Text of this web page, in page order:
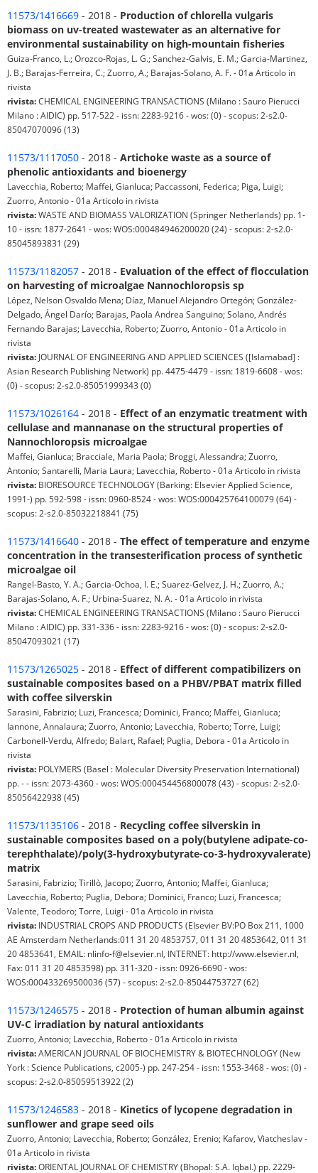
11573/1416669 - 2018 - Production of chlorella vulgaris
biomass on uv-treated wastewater as an alternative for
environmental sustainability on high-mountain fisheries
Guiza-Franco, L.; Orozco-Rojas, L. G.; Sanchez-Galvis, E. M.; Garcia-Martinez,
J. B.; Barajas-Ferreira, C.; Zuorro, A.; Barajas-Solano, A. F. - 01a Articolo in
rivista
rivista:CHEMICAL ENGINEERING TRANSACTIONS (Milano : Sauro Pierucci
Milano : AIDIC) pp. 517-522 - issn: 2283-9216 - wos: (0) - scopus: 2-s2.0-
85047070096 (13)
11573/1117050 - 2018 - Artichoke waste as a source of
phenolic antioxidants and bioenergy
Lavecchia, Roberto; Maffei, Gianluca; Paccassoni, Federica; Piga, Luigi;
Zuorro, Antonio - 01a Articolo in rivista
rivista:WASTE AND BIOMASS VALORIZATION (Springer Netherlands) pp. 1-
10 - issn: 1877-2641 - wos: WOS:000484946200020 (24) - scopus: 2-s2.0-
85045893831 (29)
11573/1182057 - 2018 - Evaluation of the effect of flocculation
on harvesting of microalgae Nannochloropsis sp
López, Nelson Osvaldo Mena; Díaz, Manuel Alejandro Ortegón; González-
Delgado, Ángel Darío; Barajas, Paola Andrea Sanguino; Solano, Andrés
Fernando Barajas; Lavecchia, Roberto; Zuorro, Antonio - 01a Articolo in
rivista
rivista: JOURNAL OF ENGINEERING AND APPLIED SCIENCES ([Islamabad] :
Asian Research Publishing Network) pp. 4475-4479 - issn: 1819-6608 - wos:
(0) - scopus: 2-s2.0-85051999343 (0)
11573/1026164 - 2018 - Effect of an enzymatic treatment with
cellulase and mannanase on the structural properties of
Nannochloropsis microalgae
Maffei, Gianluca; Bracciale, Maria Paola; Broggi, Alessandra; Zuorro,
Antonio; Santarelli, Maria Laura; Lavecchia, Roberto - 01a Articolo in rivista
rivista: BIORESOURCE TECHNOLOGY (Barking: Elsevier Applied Science,
1991-) pp. 592-598 - issn: 0960-8524 - wos: WOS:000425764100079 (64) -
scopus: 2-s2.0-85032218841 (75)
11573/1416640 - 2018 - The effect of temperature and enzyme
concentration in the transesterification process of synthetic
microalgae oil
Rangel-Basto, Y. A.; Garcia-Ochoa, I. E.; Suarez-Gelvez, J. H.; Zuorro, A.;
Barajas-Solano, A. F.; Urbina-Suarez, N. A. - 01a Articolo in rivista
rivista:CHEMICAL ENGINEERING TRANSACTIONS (Milano : Sauro Pierucci
Milano : AIDIC) pp. 331-336 - issn: 2283-9216 - wos: (0) - scopus: 2-s2.0-
85047093021 (17)
11573/1265025 - 2018 - Effect of different compatibilizers on
sustainable composites based on a PHBV/PBAT matrix filled
with coffee silverskin
Sarasini, Fabrizio; Luzi, Francesca; Dominici, Franco; Maffei, Gianluca;
Iannone, Annalaura; Zuorro, Antonio; Lavecchia, Roberto; Torre, Luigi;
Carbonell-Verdu, Alfredo; Balart, Rafael; Puglia, Debora - 01a Articolo in
rivista
rivista: POLYMERS (Basel : Molecular Diversity Preservation International)
pp. - - issn: 2073-4360 - wos: WOS:000454456800078 (43) - scopus: 2-s2.0-
85056422938 (45)
11573/1135106 - 2018 - Recycling coffee silverskin in
sustainable composites based on a poly(butylene adipate-co-
terephthalate)/poly(3-hydroxybutyrate-co-3-hydroxyvalerate)
matrix
Sarasini, Fabrizio; Tirillò, Jacopo; Zuorro, Antonio; Maffei, Gianluca;
Lavecchia, Roberto; Puglia, Debora; Dominici, Franco; Luzi, Francesca;
Valente, Teodoro; Torre, Luigi - 01a Articolo in rivista
rivista: INDUSTRIAL CROPS AND PRODUCTS (Elsevier BV:PO Box 211, 1000
AE Amsterdam Netherlands:011 31 20 4853757, 011 31 20 4853642, 011 31
20 4853641, EMAIL: nlinfo-f@elsevier.nl, INTERNET: http://www.elsevier.nl,
Fax: 011 31 20 4853598) pp. 311-320 - issn: 0926-6690 - wos:
WOS:000433269500036 (57) - scopus: 2-s2.0-85044753727 (62)
11573/1246575 - 2018 - Protection of human albumin against
UV-C irradiation by natural antioxidants
Zuorro, Antonio; Lavecchia, Roberto - 01a Articolo in rivista
rivista:AMERICAN JOURNAL OF BIOCHEMISTRY & BIOTECHNOLOGY (New
York : Science Publications, c2005-) pp. 247-254 - issn: 1553-3468 - wos: (0) -
scopus: 2-s2.0-85059513922 (2)
11573/1246583 - 2018 - Kinetics of lycopene degradation in
sunflower and grape seed oils
Zuorro, Antonio; Lavecchia, Roberto; González, Erenio; Kafarov, Viatcheslav -
01a Articolo in rivista
rivista:ORIENTAL JOURNAL OF CHEMISTRY (Bhopal: S.A. Iqbal.) pp. 2229-